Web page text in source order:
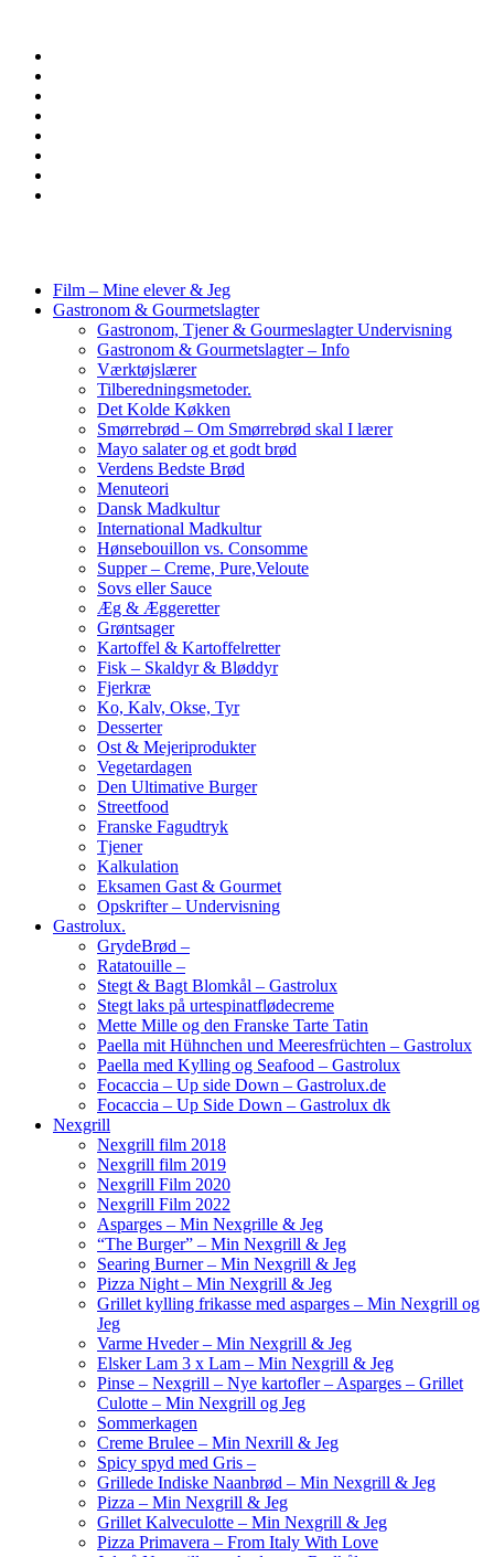
Film – Mine elever & Jeg
Gastronom & Gourmetslagter
Gastronom, Tjener & Gourmeslagter Undervisning
Gastronom & Gourmetslagter – Info
Værktøjslærer
Tilberedningsmetoder.
Det Kolde Køkken
Smørrebrød – Om Smørrebrød skal I lærer
Mayo salater og et godt brød
Verdens Bedste Brød
Menuteori
Dansk Madkultur
International Madkultur
Hønsebouillon vs. Consomme
Supper – Creme, Pure,Veloute
Sovs eller Sauce
Æg & Æggeretter
Grøntsager
Kartoffel & Kartoffelretter
Fisk – Skaldyr & Bløddyr
Fjerkræ
Ko, Kalv, Okse, Tyr
Desserter
Ost & Mejeriprodukter
Vegetardagen
Den Ultimative Burger
Streetfood
Franske Fagudtryk
Tjener
Kalkulation
Eksamen Gast & Gourmet
Opskrifter – Undervisning
Gastrolux.
GrydeBrød –
Ratatouille –
Stegt & Bagt Blomkål – Gastrolux
Stegt laks på urtespinatflødecreme
Mette Mille og den Franske Tarte Tatin
Paella mit Hühnchen und Meeresfrüchten – Gastrolux
Paella med Kylling og Seafood – Gastrolux
Focaccia – Up side Down – Gastrolux.de
Focaccia – Up Side Down – Gastrolux dk
Nexgrill
Nexgrill film 2018
Nexgrill film 2019
Nexgrill Film 2020
Nexgrill Film 2022
Asparges – Min Nexgrille & Jeg
“The Burger” – Min Nexgrill & Jeg
Searing Burner – Min Nexgrill & Jeg
Pizza Night – Min Nexgrill & Jeg
Grillet kylling frikasse med asparges – Min Nexgrill og
Jeg
Varme Hveder – Min Nexgrill & Jeg
Elsker Lam 3 x Lam – Min Nexgrill & Jeg
Pinse – Nexgrill – Nye kartofler – Asparges – Grillet
Culotte – Min Nexgrill og Jeg
Sommerkagen
Creme Brulee – Min Nexrill & Jeg
Spicy spyd med Gris –
Grillede Indiske Naanbrød – Min Nexgrill & Jeg
Pizza – Min Nexgrill & Jeg
Grillet Kalveculotte – Min Nexgrill & Jeg
Pizza Primavera – From Italy With Love